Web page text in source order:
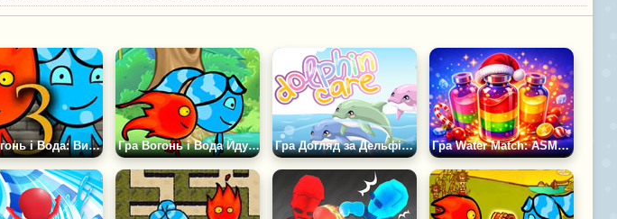
Гра Вогонь і Вода: Вижити на Острові 3 Гра Вогонь і Вода Йдуть Додому Гра Догляд за Дельфіном Гра Water Match: ASMR Водне Сортування